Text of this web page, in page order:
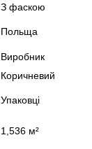
З фаскою
Польща
Виробник
Коричневий
Упаковці
1,536 м²